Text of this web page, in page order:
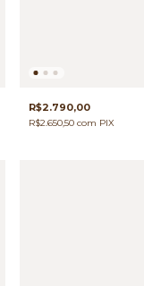
R$2.790,00
R$2.650,50 com PIX